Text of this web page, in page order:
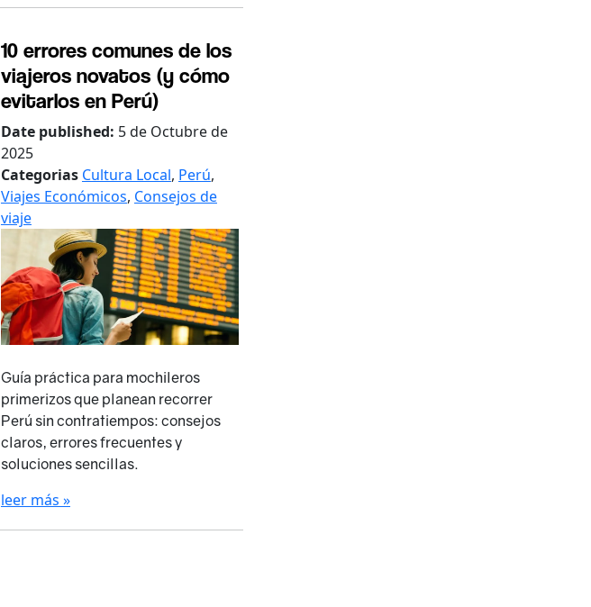
10 errores comunes de los
viajeros novatos (y cómo
evitarlos en Perú)
Date published: 5 de Octubre de
2025
Categorias Cultura Local, Perú,
Viajes Económicos, Consejos de
viaje
Guía práctica para mochileros
primerizos que planean recorrer
Perú sin contratiempos: consejos
claros, errores frecuentes y
soluciones sencillas.
leer más »